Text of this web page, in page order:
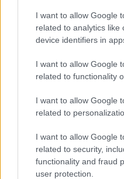
I want to allow Google
related to analytics like
device identifiers in
I want to allow Google
related to functionality
I want to allow Google
related to
I want to allow Google
related to security,
functionality and fraud
user protection.
CÍMKÉK: #VIDEÓ
#SCHALKE
Autópiac
Ford Transit